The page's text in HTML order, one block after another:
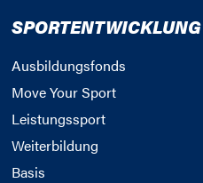
SPORTENTWICKLUNG
Ausbildungsfonds
Move Your Sport
Leistungssport
Weiterbildung
Basis